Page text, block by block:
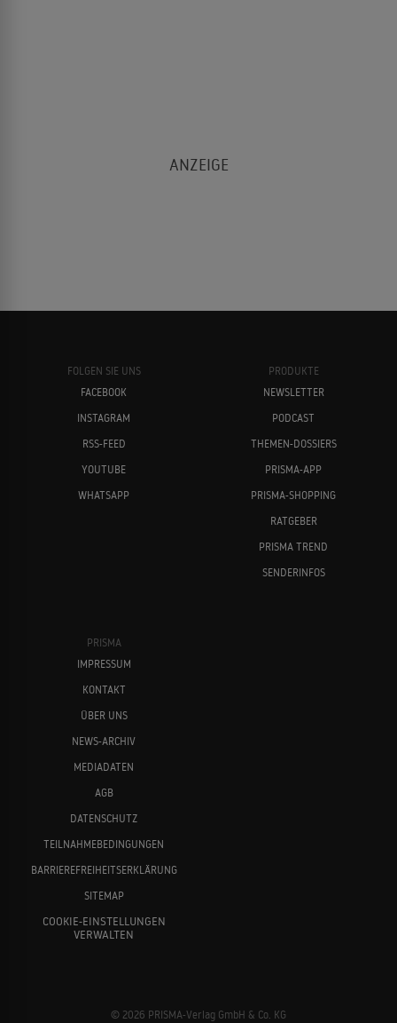
FOLGEN SIE UNS
FACEBOOK
INSTAGRAM
RSS-FEED
YOUTUBE
WHATSAPP
PRODUKTE
NEWSLETTER
PODCAST
THEMEN-DOSSIERS
PRISMA-APP
PRISMA-SHOPPING
RATGEBER
PRISMA TREND
SENDERINFOS
PRISMA
IMPRESSUM
KONTAKT
ÜBER UNS
NEWS-ARCHIV
MEDIADATEN
AGB
DATENSCHUTZ
TEILNAHMEBEDINGUNGEN
BARRIEREFREIHEITSERKLÄRUNG
SITEMAP
COOKIE-EINSTELLUNGEN
VERWALTEN
© 2026 PRISMA-Verlag GmbH & Co. KG